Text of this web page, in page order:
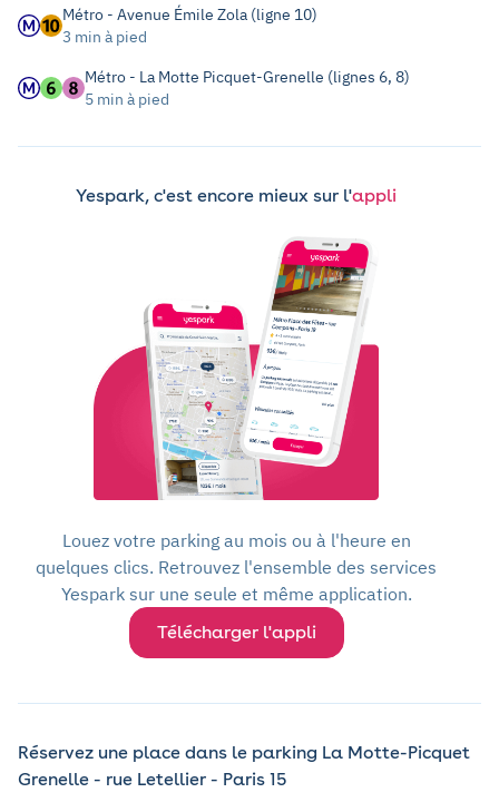
Métro - Avenue Émile Zola (ligne 10)
3 min à pied
Métro - La Motte Picquet-Grenelle (lignes 6, 8)
5 min à pied
Yespark, c'est encore mieux sur l'appli
Louez votre parking au mois ou à l'heure en
quelques clics. Retrouvez l'ensemble des services
Yespark sur une seule et même application.
Télécharger l'appli
Réservez une place dans le parking La Motte-Picquet
Grenelle - rue Letellier - Paris 15